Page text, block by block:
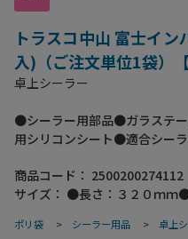
トラスコ中山 富士イ
入)（ご注文単位1袋）【
卓上シーラー
●シーラー用部品●ガラステ
用シリコンシート●適合シー
商品コード： 2500200274112
サイズ： ●長さ：３２０ｍｍ
ポリ袋 > シーラー用品 > 卓上